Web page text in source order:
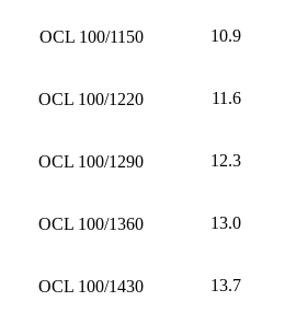
OCL 100/1150 10.9
OCL 100/1220 11.6
OCL 100/1290 12.3
OCL 100/1360 13.0
OCL 100/1430 13.7